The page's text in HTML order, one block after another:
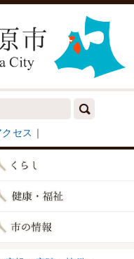
クセス ｜